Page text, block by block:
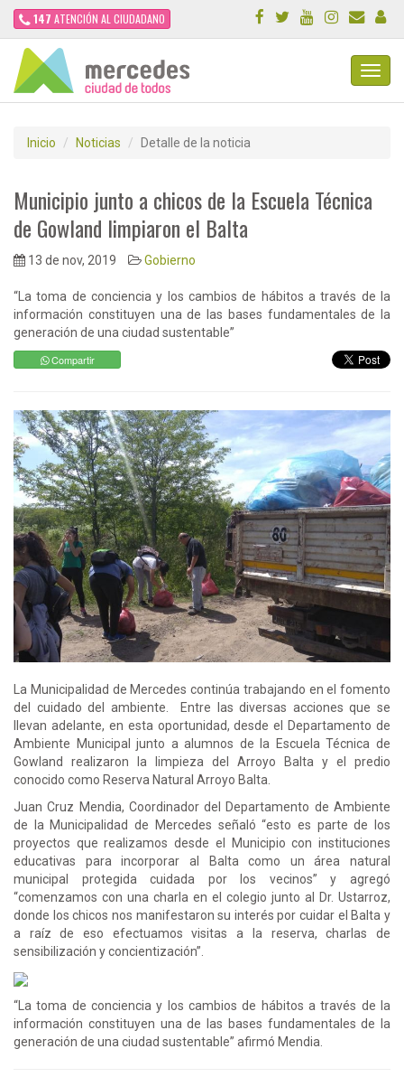
147 ATENCIÓN AL CIUDADANO
Inicio Noticias Detalle de la noticia
Municipio junto a chicos de la Escuela Técnica
de Gowland limpiaron el Balta
13 de nov, 2019 Gobierno
“La toma de conciencia y los cambios de hábitos a través de la
información constituyen una de las bases fundamentales de la
generación de una ciudad sustentable”
Compartir
La Municipalidad de Mercedes continúa trabajando en el fomento
del cuidado del ambiente. Entre las diversas acciones que se
llevan adelante, en esta oportunidad, desde el Departamento de
Ambiente Municipal junto a alumnos de la Escuela Técnica de
Gowland realizaron la limpieza del Arroyo Balta y el predio
conocido como Reserva Natural Arroyo Balta.
Juan Cruz Mendia, Coordinador del Departamento de Ambiente
de la Municipalidad de Mercedes señaló “esto es parte de los
proyectos que realizamos desde el Municipio con instituciones
educativas para incorporar al Balta como un área natural
municipal protegida cuidada por los vecinos” y agregó
“comenzamos con una charla en el colegio junto al Dr. Ustarroz,
donde los chicos nos manifestaron su interés por cuidar el Balta y
a raíz de eso efectuamos visitas a la reserva, charlas de
sensibilización y concientización”.
“La toma de conciencia y los cambios de hábitos a través de la
información constituyen una de las bases fundamentales de la
generación de una ciudad sustentable” afirmó Mendia.